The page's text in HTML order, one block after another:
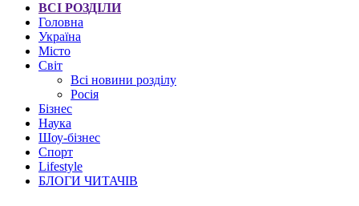
ВСІ РОЗДІЛИ
Головна
Україна
Місто
Світ
Всі новини розділу
Росія
Бізнес
Наука
Шоу-бізнес
Спорт
Lifestyle
БЛОГИ ЧИТАЧІВ